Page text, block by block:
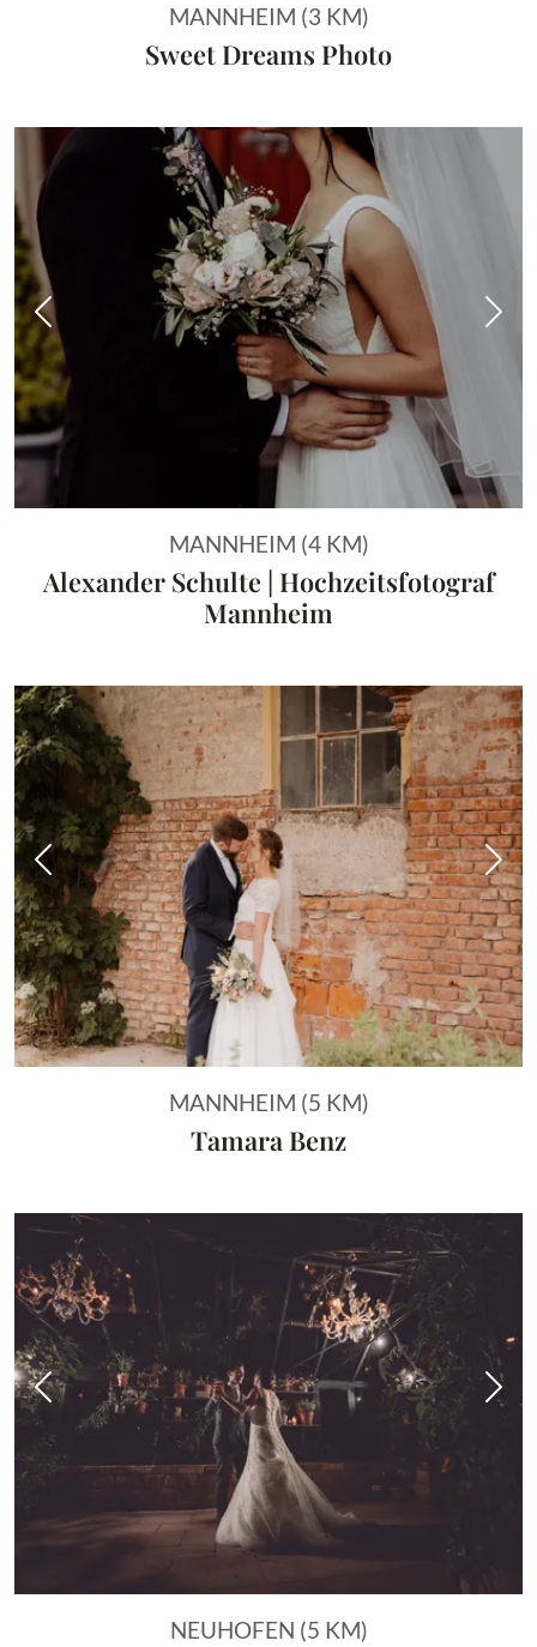
MANNHEIM (3 KM)
Sweet Dreams Photo
Vorheriges Bild
MANNHEIM (4 KM)
Alexander Schulte | Hochzeitsfotograf
Mannheim
Vorheriges Bild
MANNHEIM (5 KM)
Tamara Benz
Vorheriges Bild
NEUHOFEN (5 KM)